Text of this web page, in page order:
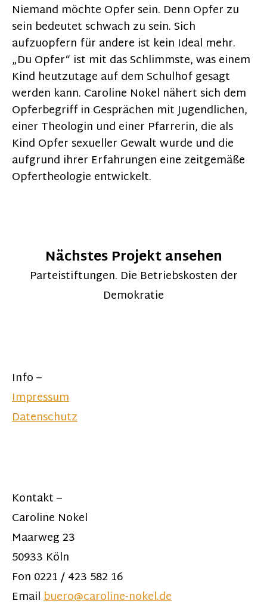
Niemand möchte Opfer sein. Denn Opfer zu
sein bedeutet schwach zu sein. Sich
aufzuopfern für andere ist kein Ideal mehr.
„Du Opfer“ ist mit das Schlimmste, was einem
Kind heutzutage auf dem Schulhof gesagt
werden kann. Caroline Nokel nähert sich dem
Opferbegriff in Gesprächen mit Jugendlichen,
einer Theologin und einer Pfarrerin, die als
Kind Opfer sexueller Gewalt wurde und die
aufgrund ihrer Erfahrungen eine zeitgemäße
Opfertheologie entwickelt.
Nächstes Projekt ansehen
Parteistiftungen. Die Betriebskosten der
Demokratie
Info –
Impressum
Datenschutz
Kontakt –
Caroline Nokel
Maarweg 23
50933 Köln
Fon 0221 / 423 582 16
Emailbuero@caroline-nokel.de